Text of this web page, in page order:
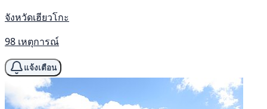
จังหวัดเฮียวโกะ
98 เหตุการณ์
แจ้งเตือน